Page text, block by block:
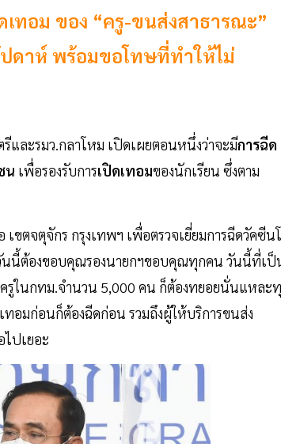
ทอม ของ “ครู-ขนส่งสาธารณะ”
ดาห์ พร้อมขอโทษที่ทำให้ไม่
และรมว.กลาโหม เปิดเผยตอนหนึ่งว่าจะมีการฉีด
น เพื่อรองรับการเปิดเทอมของนักเรียน ซึ่งตาม
ขตจตุจักร กรุงเทพฯ เพื่อตรวจเยี่ยมการฉีดวัคซีน
นนี้ต้องขอบคุณรองนายกฯขอบคุณทุกคน วันนี้ที่เป็
รูในกทม.จำนวน 5,000 คน ก็ต้องทยอยนั่นแหละ
ทอมก่อนก็ต้องฉีดก่อน รวมถึงผู้ให้บริการขนส่ง
ปเยอะ